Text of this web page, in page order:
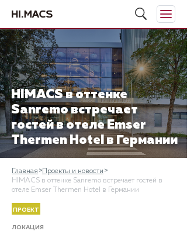
​HIMACS в оттенке
Sanremo встречает
гостей в отеле Emser
Thermen Hotel в Германии
Главная
Проекты и новости
​HIMACS в оттенке Sanremo встречает гостей в
отеле Emser Thermen Hotel в Германии
ПРОЕКТ
ЛОКАЦИЯ